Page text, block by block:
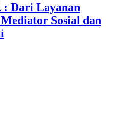
: Dari Layanan
Sosial dan